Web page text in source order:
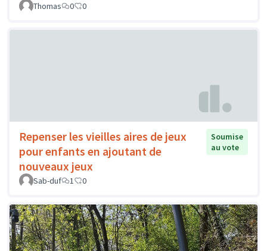
Thomas
0 0
Repenser les vieilles aires de jeux
pour enfants en ajoutant de
nouveaux jeux
Soumise
au vote
Sab-duf 1 0